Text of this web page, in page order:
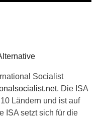
Socialist
. Die ISA
Ländern und ist auf
ISA setzt sich für die